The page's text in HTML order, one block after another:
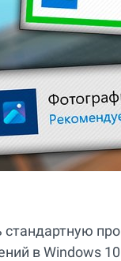
в Windows